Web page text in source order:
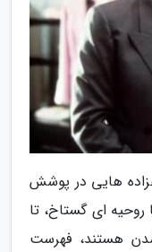
هایی در پوشش
ای گستاخ، تا
هستند، فهرست